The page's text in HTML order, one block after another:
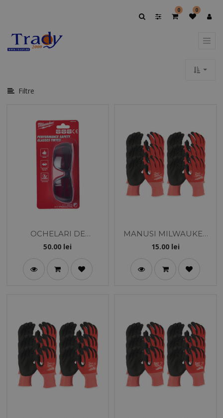
0 0
Filtre
Afișați
OCHELARI DE
PROTECTIE
PREMIUM FUMURII
ANTI-ABURIRE/ANTI-
50.00 lei
MANUSI MILWAUKEE
REZISTENTE LA TAIERE
15.00lei